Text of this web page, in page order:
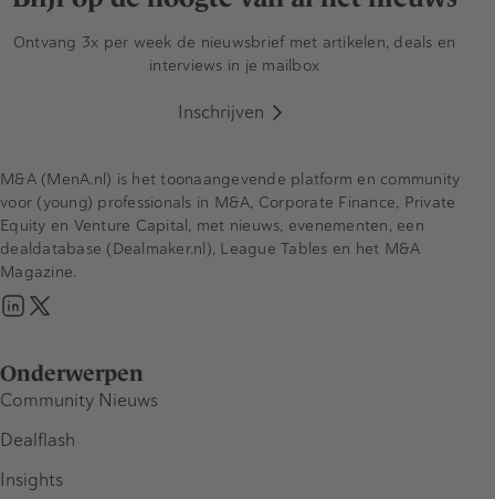
Ontvang 3x per week de nieuwsbrief met artikelen, deals en
interviews in je mailbox
Inschrijven
Onderwerpen
Community Nieuws
Dealflash
Insights
M&A (MenA.nl) is het toonaangevende platform en community
voor (young) professionals in M&A, Corporate Finance, Private
Equity en Venture Capital, met nieuws, evenementen, een
dealdatabase (Dealmaker.nl), League Tables en het M&A
Magazine.